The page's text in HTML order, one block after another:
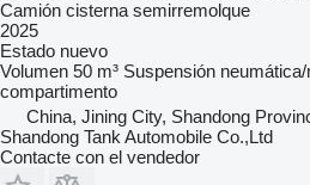
Camión cisterna semirremolque
2025
Estado nuevo
Volumen 50 m³ Suspensión
compartimento
China, Jining City, Shandong
Shandong Tank Automobile Co.,Ltd
Contacte con el vendedor